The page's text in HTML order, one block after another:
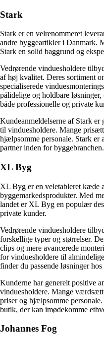
Stark
Stark er en velrenommeret
andre byggeartikler i Danmark.
Stark en solid baggrund og
Vedrørende vinduesholdere
af høj kvalitet. Deres sortiment
specialiserede
pålidelige og holdbare
både professionelle og private
Kundeanmeldelserne af Stark
til vinduesholdere. Mange
hjælpsomme personale. Stark er
partner inden for byggebranchen.
XL Byg
XL Byg er en veletableret kæde
byggemarkedsprodukter. Med
landet er XL Byg en populær
private kunder.
Vedrørende vinduesholdere
forskellige typer og størrelser.
clips og mere avancerede
for vinduesholdere til
finder du passende løsninger
Kunderne har generelt positive
vinduesholdere. Mange
priser og hjælpsomme
butik, der kan imødekomme
Johannes Fog